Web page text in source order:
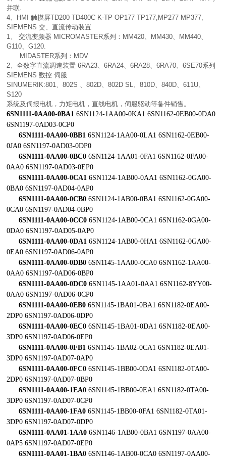
并联.
4、HMI 触摸屏TD200 TD400C K-TP OP177 TP177,MP277 MP377,
SIEMENS 交、直流传动装置
1、 交流变频器 MICROMASTER系列：MM420、MM430、MM440、
G110、G120.
MIDASTER系列：MDV
2、全数字直流调速装置 6RA23、6RA24、6RA28、6RA70、6SE70系列
SIEMENS 数控 伺服
SINUMERIK:801、802S 、802D、802D SL、810D、840D、611U、
S120
系统及伺报电机，力矩电机，直线电机，伺服驱动等备件销售。
6SN1111-0AA00-0BA1 6SN1124-1AA00-0KA1 6SN1162-0EB00-0DA0
6SN1197-0AD03-0CP0
6SN1111-0AA00-0BB1 6SN1124-1AA00-0LA1 6SN1162-0EB00-
0JA0 6SN1197-0AD03-0DP0
6SN1111-0AA00-0BC0 6SN1124-1AA01-0FA1 6SN1162-0FA00-
0AA0 6SN1197-0AD03-0EP0
6SN1111-0AA00-0CA1 6SN1124-1AB00-0AA1 6SN1162-0GA00-
0BA0 6SN1197-0AD04-0AP0
6SN1111-0AA00-0CB0 6SN1124-1AB00-0BA1 6SN1162-0GA00-
0CA0 6SN1197-0AD04-0BP0
6SN1111-0AA00-0CC0 6SN1124-1AB00-0CA1 6SN1162-0GA00-
0DA0 6SN1197-0AD05-0AP0
6SN1111-0AA00-0DA1 6SN1124-1AB00-0HA1 6SN1162-0GA00-
0EA0 6SN1197-0AD06-0AP0
6SN1111-0AA00-0DB0 6SN1145-1AA00-0CA0 6SN1162-1AA00-
0AA0 6SN1197-0AD06-0BP0
6SN1111-0AA00-0DC0 6SN1145-1AA01-0AA1 6SN1162-8YY00-
0AA0 6SN1197-0AD06-0CP0
6SN1111-0AA00-0EB0 6SN1145-1BA01-0BA1 6SN1182-0EA00-
2DP0 6SN1197-0AD06-0DP0
6SN1111-0AA00-0EC0 6SN1145-1BA01-0DA1 6SN1182-0EA00-
3DP0 6SN1197-0AD06-0EP0
6SN1111-0AA00-0FB1 6SN1145-1BA02-0CA1 6SN1182-0EA01-
3DP0 6SN1197-0AD07-0AP0
6SN1111-0AA00-0FC0 6SN1145-1BB00-0DA1 6SN1182-0TA00-
2DP0 6SN1197-0AD07-0BP0
6SN1111-0AA00-1EA0 6SN1145-1BB00-0EA1 6SN1182-0TA00-
3DP0 6SN1197-0AD07-0CP0
6SN1111-0AA00-1FA0 6SN1145-1BB00-0FA1 6SN1182-0TA01-
3DP0 6SN1197-0AD07-0DP0
6SN1111-0AA01-1AA0 6SN1146-1AB00-0BA1 6SN1197-0AA00-
0AP5 6SN1197-0AD07-0EP0
6SN1111-0AA01-1BA0 6SN1146-1AB00-0CA0 6SN1197-0AA00-